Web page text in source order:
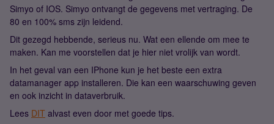
Simyo of IOS. Simyo ontvangt de gegevens met vertraging. De
80 en 100% sms zijn leidend.
Dit gezegd hebbende, serieus nu. Wat een ellende om mee te
maken. Kan me voorstellen dat je hier niet vrolijk van wordt.
In het geval van een IPhone kun je het beste een extra
datamanager app installeren. Die kan een waarschuwing geven
en ook inzicht in dataverbruik.
Lees DIT alvast even door met goede tips.